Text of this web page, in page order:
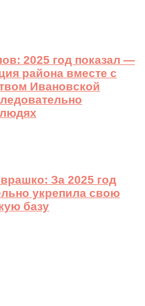
2025 год показал —
района вместе с
Ивановской
За 2025 год
укрепила свою
базу